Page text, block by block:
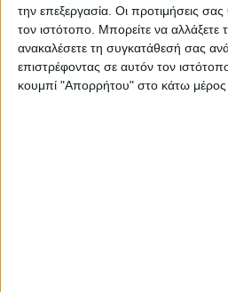
την επεξεργασία. Οι προτιμήσεις
τον ιστότοπο. Μπορείτε να αλλάξετε
ανακαλέσετε τη συγκατάθεσή σας
επιστρέφοντας σε αυτόν τον
κουμπί "Απορρήτου" στο κάτω μέρος
ΠΑΡΟΜΟΙΑ ΑΡΘΡΑ